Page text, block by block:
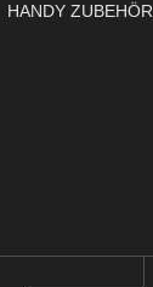
HANDY ZUBEHÖR